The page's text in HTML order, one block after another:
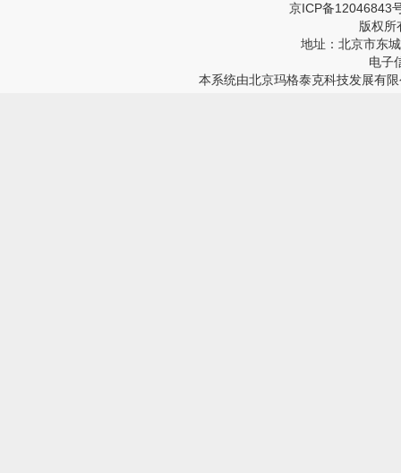
京ICP备12046843
版权所
地址：北京市东
电子
本系统由北京玛格泰克科技发展有